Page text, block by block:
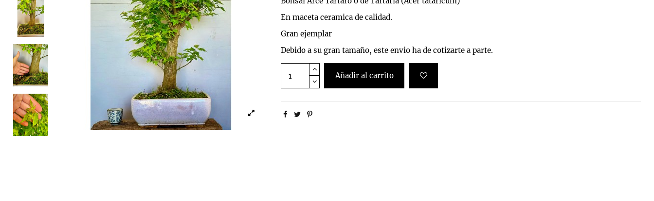
En maceta ceramica de calidad.
Gran ejemplar
Debido a su gran tamaño, este envio ha de cotizarte a parte.
Añadir al carrito